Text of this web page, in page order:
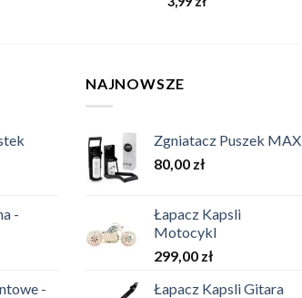
-
-
NAJNOWSZE
Zgniatacz Puszek MAX
80,00 zł
Łapacz Kapsli
Motocykl
299,00 zł
Łapacz Kapsli Gitara